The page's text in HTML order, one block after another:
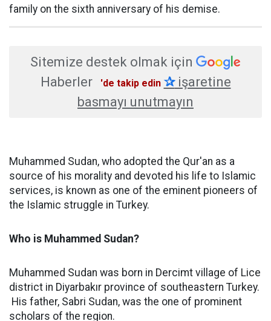
family on the sixth anniversary of his demise.
Sitemize destek olmak için
Haberler
'de takip edin ✰işaretine
basmayı unutmayın
Muhammed Sudan, who adopted the Qur'an as a
source of his morality and devoted his life to Islamic
services, is known as one of the eminent pioneers of
the Islamic struggle in Turkey.
Who is Muhammed Sudan?
Muhammed Sudan was born in Dercimt village of Lice
district in Diyarbakır province of southeastern Turkey.
His father, Sabri Sudan, was the one of prominent
scholars of the region.